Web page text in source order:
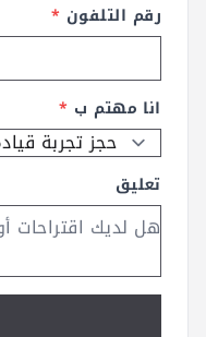
رقم التلفون *
انا مهتم ب *
تعليق